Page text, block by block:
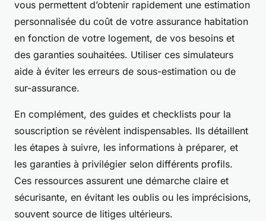
vous permettent d’obtenir rapidement une estimation
personnalisée du coût de votre assurance habitation
en fonction de votre logement, de vos besoins et
des garanties souhaitées. Utiliser ces simulateurs
aide à éviter les erreurs de sous-estimation ou de
sur-assurance.
En complément, des guides et checklists pour la
souscription se révèlent indispensables. Ils détaillent
les étapes à suivre, les informations à préparer, et
les garanties à privilégier selon différents profils.
Ces ressources assurent une démarche claire et
sécurisante, en évitant les oublis ou les imprécisions,
souvent source de litiges ultérieurs.